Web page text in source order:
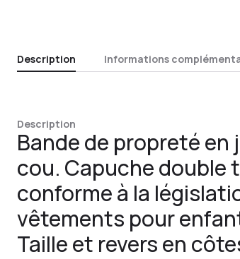
Description Informations
Description
Bande de propreté en
cou. Capuche double
conforme à la
vêtements pour
Taille et revers en